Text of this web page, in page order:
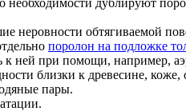
неровности обтягиваемой
поролон на подложке
ней при помощи, например,
близки к древесине, коже,
пары.